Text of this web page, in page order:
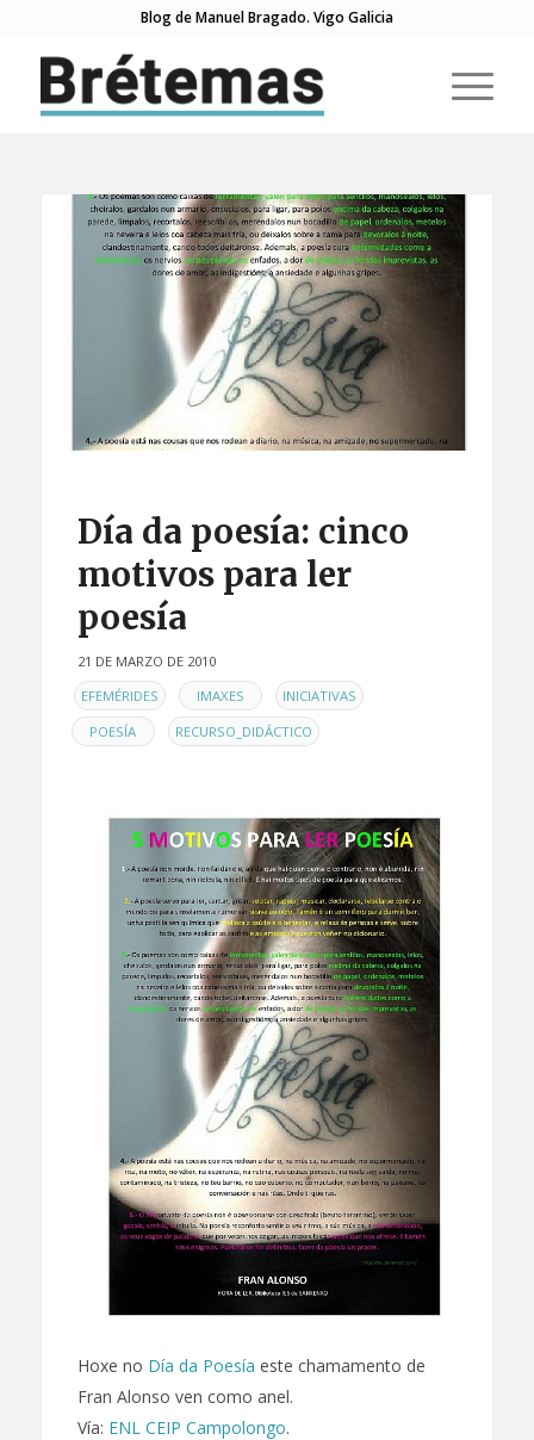
Blog de Manuel Bragado. Vigo Galicia
Día da poesía: cinco
motivos para ler
poesía
21 DE MARZO DE 2010
ENEFEMÉRIDES , IMAXES , INICIATIVAS ,
POESÍA , RECURSO_DIDÁCTICO
Hoxe no Día da Poesía este chamamento de
Fran Alonso ven como anel.
Vía: ENL CEIP Campolongo.